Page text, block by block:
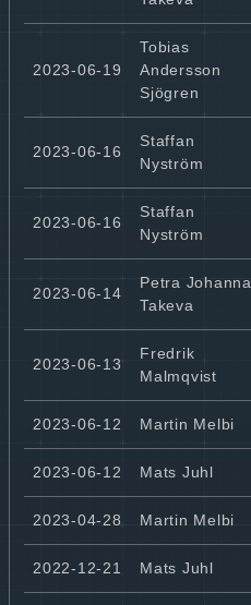
2023-06-19
Tobias
Andersson
Sjögren
2023-06-16
Staffan
Nyström
2023-06-16
Staffan
Nyström
2023-06-14
Petra Johanna
Takeva
2023-06-13
Fredrik
Malmqvist
2023-06-12 Martin Melbi
2023-06-12 Mats Juhl
2023-04-28 Martin Melbi
2022-12-21 Mats Juhl